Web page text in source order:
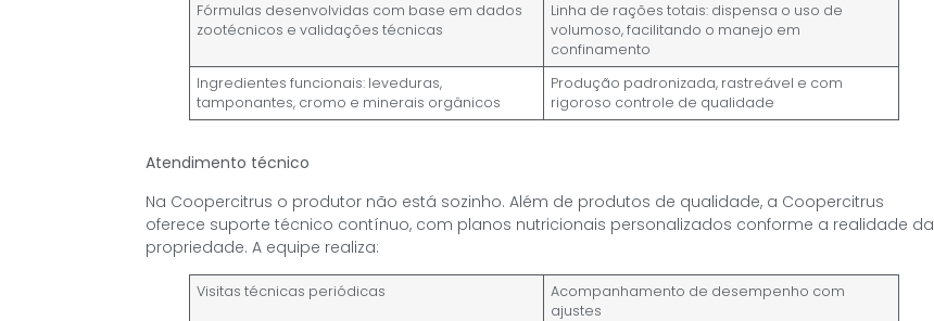
Fórmulas desenvolvidas com base em dados
zootécnicos e validações técnicas
Linha de rações totais: dispensa o uso de
volumoso, facilitando o manejo em
confinamento
Ingredientes funcionais: leveduras,
tamponantes, cromo e minerais orgânicos
Produção padronizada, rastreável e com
rigoroso controle de qualidade
Atendimento técnico
Na Coopercitrus o produtor não está sozinho. Além de produtos de qualidade, a Coopercitrus
oferece suporte técnico contínuo, com planos nutricionais personalizados conforme a realidade da
propriedade. A equipe realiza:
Visitas técnicas periódicas
Acompanhamento de desempenho com
ajustes